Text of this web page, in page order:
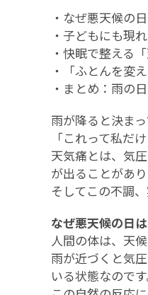
・ なぜ悪天候の
・ 子どもにも現
・ 快眠で整える
・
「ふとんを変
・ まとめ：雨の
雨が降ると決ま
「これって私だ
天気痛とは、気
が出ることがあり
そしてこの不調
なぜ悪天候の日
人間の体は、天
雨が近づくと気
いる状態なのです